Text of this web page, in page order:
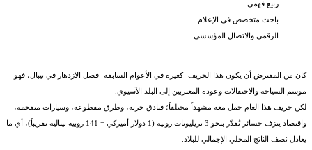
ربيع فهمي
باحث متخصص في الإعلام
الرقمي والاتصال المؤسسي
كان من المفترض أن يكون هذا الخريف -كغيره في الأعوام السابقة- فصل الازدهار في نيبال، فهو
موسم السياحة والاحتفالات وعودة المغتربين إلى البلد الآسيوي.
لكن خريف هذا العام حمل معه مشهداً مختلفاً؛ فنادق خربة، وطرق مقطوعة، وسيارات متفحمة،
واقتصاد ينزف خسائر تُقدّر بنحو 3 تريليونات روبية (1 دولار أميركي = 141 روبية نيبالية تقريباً)، أي ما
يعادل نصف الناتج المحلي الإجمالي للبلاد.